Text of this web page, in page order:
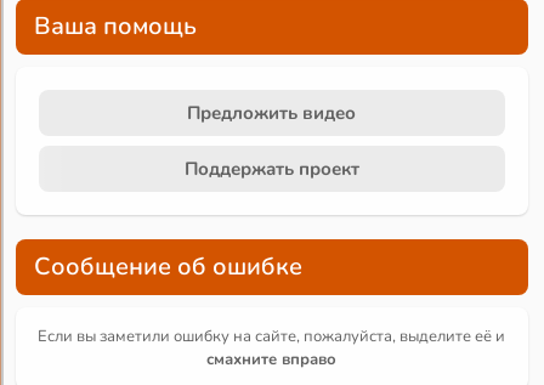
Ваша помощь
Предложить видео
Поддержать проект
Сообщение об ошибке
Если вы заметили ошибку на сайте, пожалуйста, выделите её и
смахните вправо